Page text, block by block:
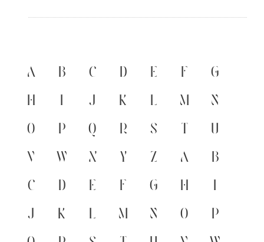
A B C D E F
G
H
I J K L M
N
O
P Q R S T
U
V
W X Y Z a
b
c
d e f g h
i
j
k l m n o
p